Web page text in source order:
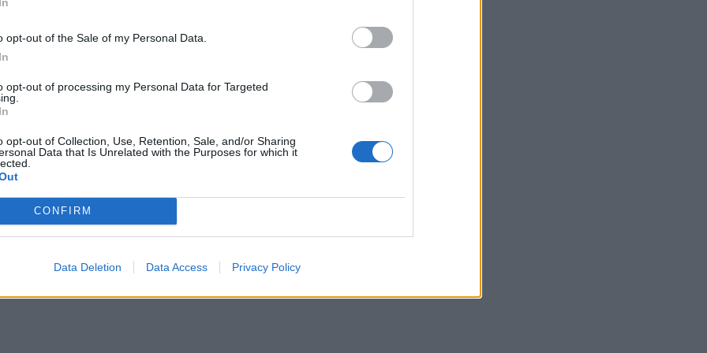
opt-out of the Sale of my Personal Data.
opt-out of processing my Personal Data for Targeted
opt-out of Collection, Use, Retention, Sale, and/or Sharing
Data that Is Unrelated with the Purposes for which it
CONFIRM
Data Deletion Data Access Privacy Policy
δε θα καταλήγει σε μεμονωμένες κατοικίες, αλλά θα
στο πρόγραμμα, ανεξάρτητα από την εγγύτητά τους στο
που ιδρύθηκε το 2022, την ευθύνη της εποπτείας του έργου,
τον σύλλογο να εγγυάται ότι τα νοικοκυριά θα λάβουν
εφόσον υπάρξει πλεόνασμα τότε αυτό θα μοιράζεται εκ νέου.
Μπροκέρ, κάτοικος της περιοχής και πρόεδρος της ένωσης
διαχείριση της εγκατάστασης, από την αρχική επιθυμία να
να παράγουμε ηλεκτρική ενέργεια».
30 λεπτά η παραγωγή ενέργειας και η οικιακή κατανάλωση θα
τους υπόλοιπους κατοίκους και στη συνέχεια θα εμφανίζεται
παρόχου ηλεκτρικής ενέργειας.